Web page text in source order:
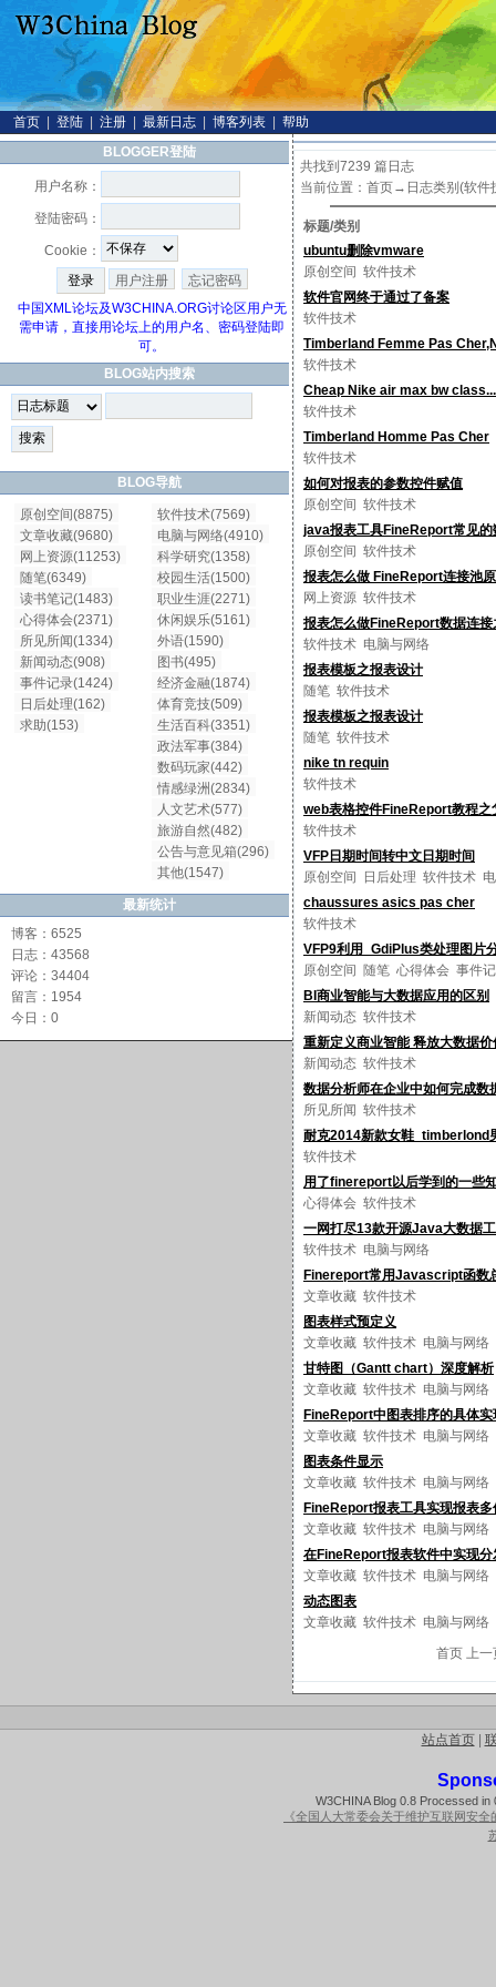
首页 登陆 注册 最新日志 博客列表
帮助
BLOGGER登陆
用户名称：
登陆密码：
Cookie：
用户注册
忘记密码
中国XML论坛及W3CHINA.ORG讨论区用户无
需申请，直接用论坛上的用户名、密码登陆即
可。
BLOG站内搜索
BLOG导航
原创空间(8875)
文章收藏(9680)
网上资源(11253)
随笔(6349)
读书笔记(1483)
心得体会(2371)
所见所闻(1334)
新闻动态(908)
事件记录(1424)
日后处理(162)
求助(153)
软件技术(7569)
电脑与网络(4910)
科学研究(1358)
校园生活(1500)
职业生涯(2271)
休闲娱乐(5161)
外语(1590)
图书(495)
经济金融(1874)
体育竞技(509)
生活百科(3351)
政法军事(384)
数码玩家(442)
情感绿洲(2834)
人文艺术(577)
旅游自然(482)
公告与意见箱(296)
其他(1547)
最新统计
博客：6525
日志：43568
评论：34404
留言：1954
今日：0
共找到7239 篇日志
当前位置： 首页→日志类别(软件
标题/类别
ubuntu删除vmware
原创空间 软件技术
软件官网终于通过了备案
软件技术
Timberland Femme Pas
软件技术
Cheap Nike air max bw class...
软件技术
Timberland Homme Pas Cher
软件技术
如何对报表的参数控件赋值
原创空间 软件技术
java报表工具FineReport常见的
原创空间 软件技术
报表怎么做 FineReport连接池
网上资源 软件技术
报表怎么做FineReport数据连接
软件技术 电脑与网络
报表模板之报表设计
随笔 软件技术
报表模板之报表设计
随笔 软件技术
nike tn requin
软件技术
web表格控件FineReport教程之
软件技术
VFP日期时间转中文日期时间
原创空间
日后处理 软件技术
chaussures asics pas cher
软件技术
VFP9利用_GdiPlus类处理图片
原创空间
随笔 心得体会 事件
BI商业智能与大数据应用的区别
新闻动态 软件技术
重新定义商业智能 释放大数据价
新闻动态 软件技术
数据分析师在企业中如何完成数
所见所闻 软件技术
耐克2014新款女鞋_timberlond
软件技术
用了finereport以后学到的一些
心得体会 软件技术
一网打尽13款开源Java大数据
软件技术 电脑与网络
Finereport常用Javascript函数
文章收藏 软件技术
图表样式预定义
文章收藏 软件技术 电脑与网络
甘特图（Gantt chart）深度解析
文章收藏 软件技术 电脑与网络
FineReport中图表排序的具体实
文章收藏 软件技术 电脑与网络
图表条件显示
文章收藏 软件技术 电脑与网络
FineReport报表工具实现报表多
文章收藏 软件技术 电脑与网络
在FineReport报表软件中实现分
文章收藏 软件技术 电脑与网络
动态图表
文章收藏 软件技术 电脑与网络
首页 上
站点首页|
W3CHINA Blog 0.8 Processed
《全国人大常委会关于维护互联网安全